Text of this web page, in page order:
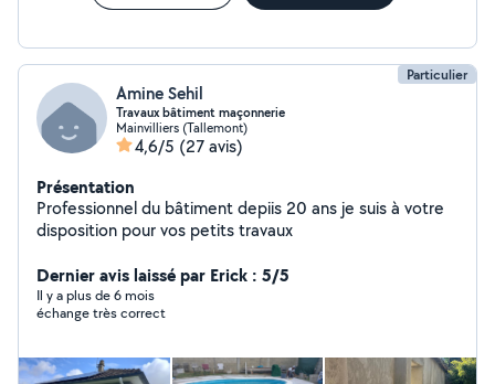
Particulier
Amine Sehil
Travaux bâtiment maçonnerie
Mainvilliers (Tallemont)
4,6/5 (27 avis)
Présentation
Professionnel du bâtiment depiis 20 ans je suis à votre
disposition pour vos petits travaux
Dernier avis laissé par Erick : 5/5
Il y a plus de 6 mois
échange très correct